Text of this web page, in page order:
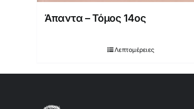
Άπαντα – Τόμος 14ος
Λεπτομέρειες